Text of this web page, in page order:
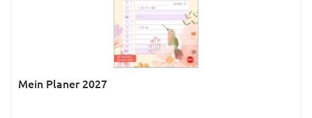
Mein Planer 2027